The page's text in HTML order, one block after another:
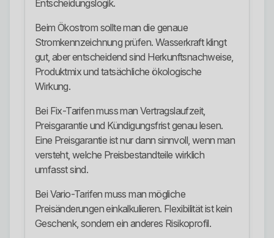
Entscheidungslogik.
Beim Ökostrom sollte man die genaue
Stromkennzeichnung prüfen. Wasserkraft klingt
gut, aber entscheidend sind Herkunftsnachweise,
Produktmix und tatsächliche ökologische
Wirkung.
Bei Fix-Tarifen muss man Vertragslaufzeit,
Preisgarantie und Kündigungsfrist genau lesen.
Eine Preisgarantie ist nur dann sinnvoll, wenn man
versteht, welche Preisbestandteile wirklich
umfasst sind.
Bei Vario-Tarifen muss man mögliche
Preisänderungen einkalkulieren. Flexibilität ist kein
Geschenk, sondern ein anderes Risikoprofil.